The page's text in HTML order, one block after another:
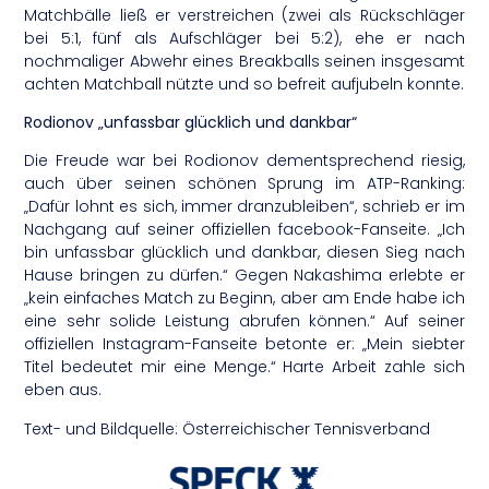
Matchbälle ließ er verstreichen (zwei als Rückschläger
bei 5:1, fünf als Aufschläger bei 5:2), ehe er nach
nochmaliger Abwehr eines Breakballs seinen insgesamt
achten Matchball nützte und so befreit aufjubeln konnte.
Rodionov „unfassbar glücklich und dankbar“
Die Freude war bei Rodionov dementsprechend riesig,
auch über seinen schönen Sprung im ATP-Ranking:
„Dafür lohnt es sich, immer dranzubleiben“, schrieb er im
Nachgang auf seiner offiziellen facebook-Fanseite. „Ich
bin unfassbar glücklich und dankbar, diesen Sieg nach
Hause bringen zu dürfen.“ Gegen Nakashima erlebte er
„kein einfaches Match zu Beginn, aber am Ende habe ich
eine sehr solide Leistung abrufen können.“ Auf seiner
offiziellen Instagram-Fanseite betonte er: „Mein siebter
Titel bedeutet mir eine Menge.“ Harte Arbeit zahle sich
eben aus.
Text- und Bildquelle: Österreichischer Tennisverband